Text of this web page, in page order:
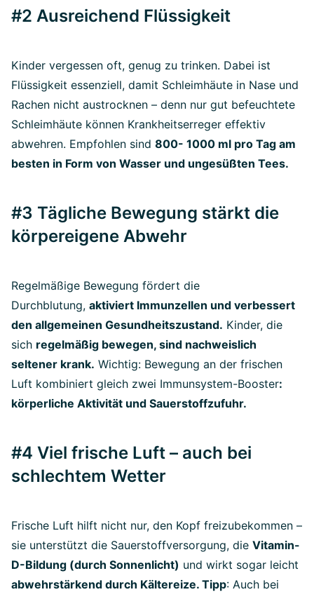
#2 Ausreichend Flüssigkeit
Kinder vergessen oft, genug zu trinken. Dabei ist
Flüssigkeit essenziell, damit Schleimhäute in Nase und
Rachen nicht austrocknen – denn nur gut befeuchtete
Schleimhäute können Krankheitserreger effektiv
abwehren. Empfohlen sind 800- 1000 ml pro Tag am
besten in Form von Wasser und ungesüßten Tees.
#3 Tägliche Bewegung stärkt die
körpereigene Abwehr
Regelmäßige Bewegung fördert die
Durchblutung, aktiviert Immunzellen und verbessert
den allgemeinen Gesundheitszustand. Kinder, die
sich regelmäßig bewegen, sind nachweislich
seltener krank. Wichtig: Bewegung an der frischen
Luft kombiniert gleich zwei Immunsystem-Booster:
körperliche Aktivität und Sauerstoffzufuhr.
#4 Viel frische Luft – auch bei
schlechtem Wetter
Frische Luft hilft nicht nur, den Kopf freizubekommen –
sie unterstützt die Sauerstoffversorgung, die Vitamin-
D-Bildung (durch Sonnenlicht) und wirkt sogar leicht
abwehrstärkend durch Kältereize. Tipp: Auch bei